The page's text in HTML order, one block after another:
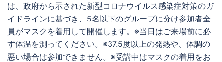
は、政府から示された新型コロナウイルス感染症対策のガ
イドラインに基づき、5名以下のグループに分け参加者全
員がマスクを着用して開催します。※当日はご来場前に必
ず体温を測ってください。※37.5度以上の発熱や、体調の
悪い場合は参加できません。※受講中はマスクの着用をお